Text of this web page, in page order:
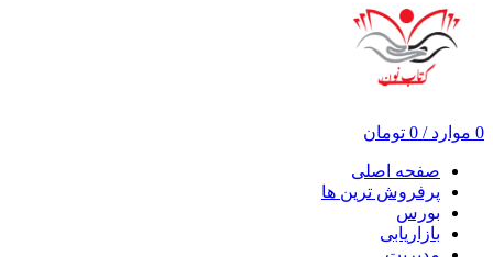
0 موارد /
0 تومان
صفحه اصلی
پرفروش ترین ها
بورس
بازاریابی